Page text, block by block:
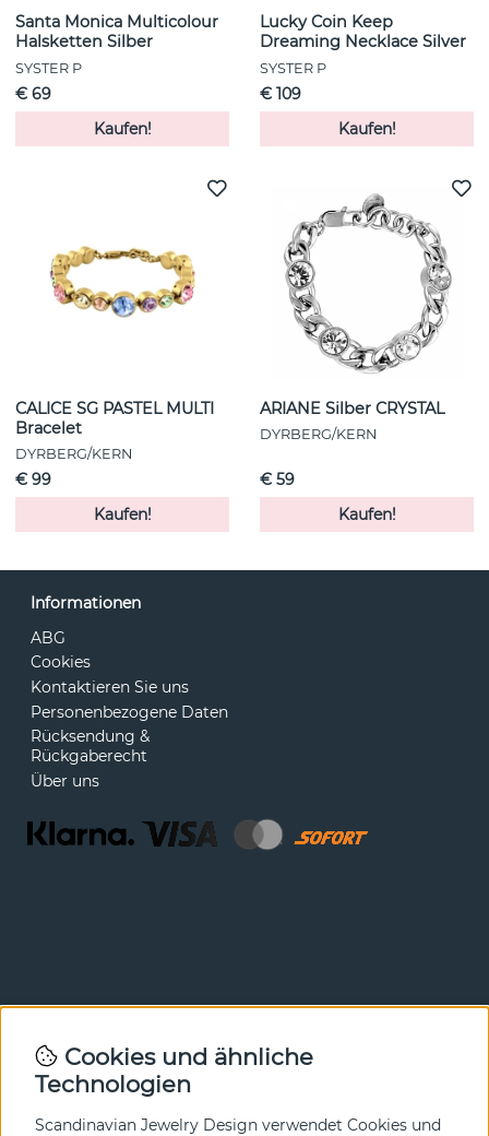
Santa Monica Multicolour
Halsketten Silber
SYSTER P
€ 69
Kaufen!
Lucky Coin Keep
Dreaming Necklace Silver
SYSTER P
€ 109
Kaufen!
CALICE SG PASTEL MULTI
Bracelet
DYRBERG/KERN
€ 99
Kaufen!
ARIANE Silber CRYSTAL
DYRBERG/KERN
€ 59
Kaufen!
Informationen
ABG
Cookies
Kontaktieren Sie uns
Personenbezogene Daten
Rücksendung &
Rückgaberecht
Über uns
Newsletter
In unserem Newsletter erfahren Sie vor allen anderen
hier an.
Cookies und ähnliche
Technologien
Scandinavian Jewelry Design verwendet Cookies und